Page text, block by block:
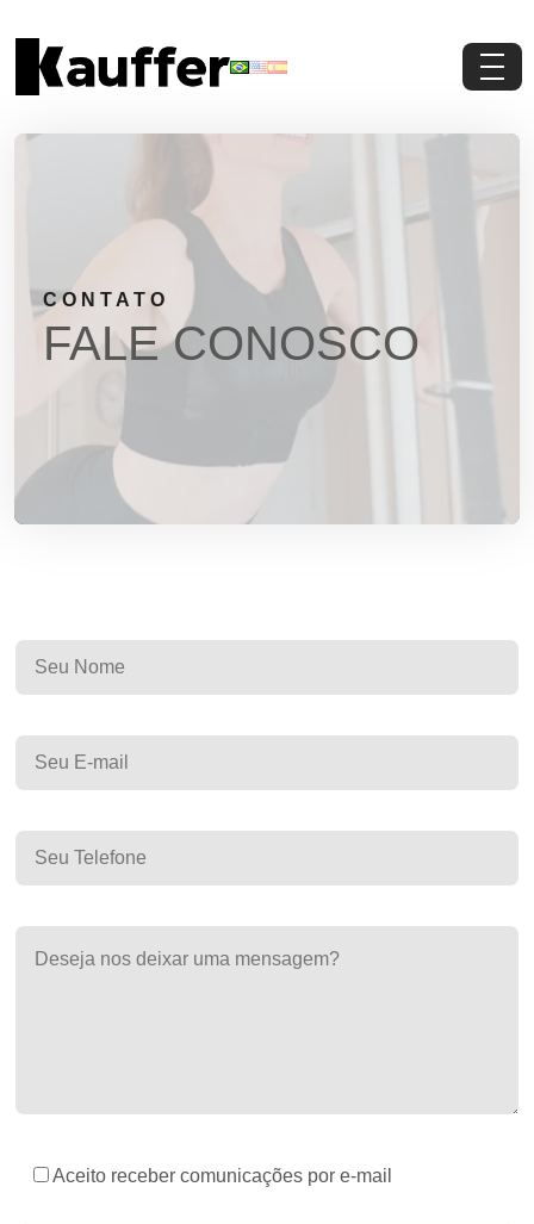
Materiais Gratuitos
CONTATO
FALE CONOSCO
Aceito receber comunicações por e-mail